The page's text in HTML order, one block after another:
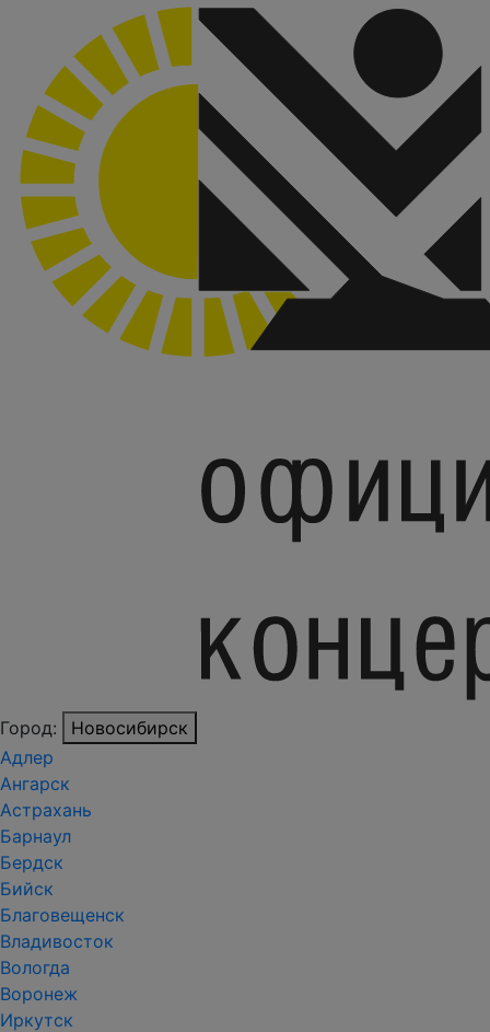
Город:
Новосибирск
Адлер
Ангарск
Астрахань
Барнаул
Бердск
Бийск
Благовещенск
Владивосток
Вологда
Воронеж
Иркутск